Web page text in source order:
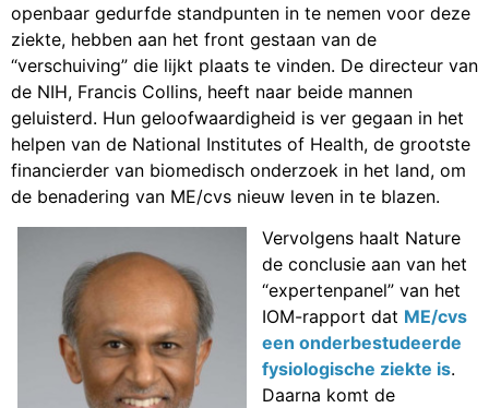
openbaar gedurfde standpunten in te nemen voor deze
ziekte, hebben aan het front gestaan van de
“verschuiving” die lijkt plaats te vinden. De directeur van
de NIH, Francis Collins, heeft naar beide mannen
geluisterd. Hun geloofwaardigheid is ver gegaan in het
helpen van de National Institutes of Health, de grootste
financierder van biomedisch onderzoek in het land, om
de benadering van ME/cvs nieuw leven in te blazen.
Vervolgens haalt Nature
de conclusie aan van het
“expertenpanel” van het
IOM-rapport dat ME/cvs
een onderbestudeerde
fysiologische ziekte is.
Daarna komt de